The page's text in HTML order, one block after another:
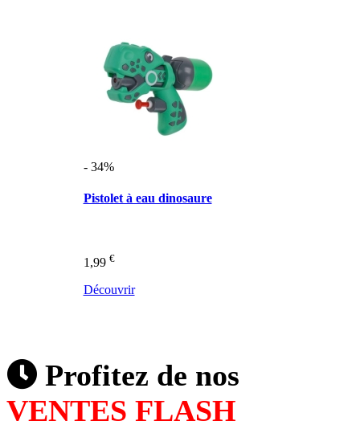
- 34%
Pistolet à eau dinosaure
1,99 €
Découvrir
Profitez de nos
VENTES FLASH